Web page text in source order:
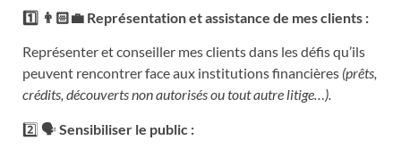
1️⃣ 👨🏻‍💼 Représentation et assistance de mes clients :
Représenter et conseiller mes clients dans les défis qu’ils
peuvent rencontrer face aux institutions financières (prêts,
crédits, découverts non autorisés ou tout autre litige…).
2️⃣ 🗣️Sensibiliser le public :